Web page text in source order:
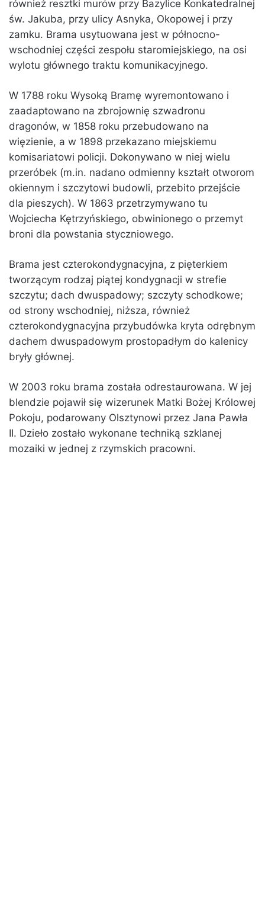
również resztki murów przy Bazylice Konkatedralnej
św. Jakuba, przy ulicy Asnyka, Okopowej i przy
zamku. Brama usytuowana jest w północno-
wschodniej części zespołu staromiejskiego, na osi
wylotu głównego traktu komunikacyjnego.
W 1788 roku Wysoką Bramę wyremontowano i
zaadaptowano na zbrojownię szwadronu
dragonów, w 1858 roku przebudowano na
więzienie, a w 1898 przekazano miejskiemu
komisariatowi policji. Dokonywano w niej wielu
przeróbek (m.in. nadano odmienny kształt otworom
okiennym i szczytowi budowli, przebito przejście
dla pieszych). W 1863 przetrzymywano tu
Wojciecha Kętrzyńskiego, obwinionego o przemyt
broni dla powstania styczniowego.
Brama jest czterokondygnacyjna, z pięterkiem
tworzącym rodzaj piątej kondygnacji w strefie
szczytu; dach dwuspadowy; szczyty schodkowe;
od strony wschodniej, niższa, również
czterokondygnacyjna przybudówka kryta odrębnym
dachem dwuspadowym prostopadłym do kalenicy
bryły głównej.
W 2003 roku brama została odrestaurowana. W jej
blendzie pojawił się wizerunek Matki Bożej Królowej
Pokoju, podarowany Olsztynowi przez Jana Pawła
II. Dzieło zostało wykonane techniką szklanej
mozaiki w jednej z rzymskich pracowni.